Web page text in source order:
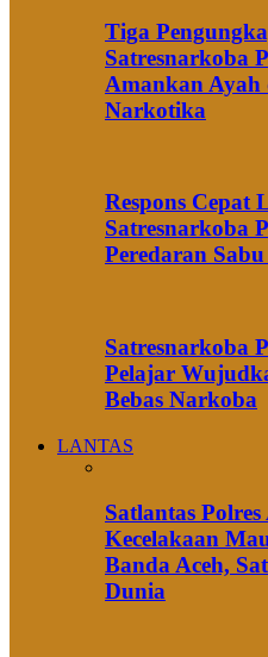
Tiga
Satresnarkoba
Amankan Ayah
Narkotika
Respons Cepat
Satresnarkoba
Peredaran
Satresnarkoba
Pelajar
Bebas Narkoba
LANTAS
Satlantas
Kecelakaan
Banda Aceh,
Dunia